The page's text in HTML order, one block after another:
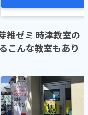
維ゼミ 時津教室の
こんな教室もあり